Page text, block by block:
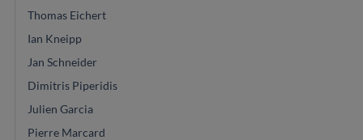
Thomas Eichert
Ian Kneipp
Jan Schneider
Dimitris Piperidis
Julien Garcia
Pierre Marcard